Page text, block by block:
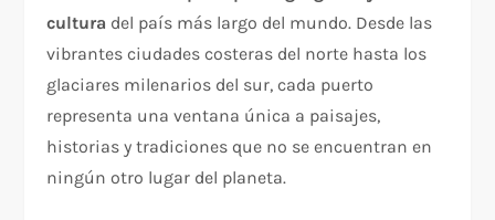
cultura del país más largo del mundo. Desde las
vibrantes ciudades costeras del norte hasta los
glaciares milenarios del sur, cada puerto
representa una ventana única a paisajes,
historias y tradiciones que no se encuentran en
ningún otro lugar del planeta.